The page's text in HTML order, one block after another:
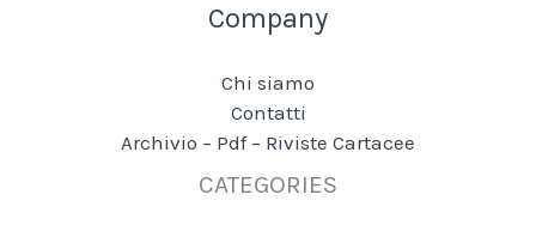
Company
Chi siamo
Contatti
Archivio – Pdf – Riviste Cartacee
CATEGORIES